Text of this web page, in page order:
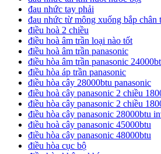
đau nhức tay phải
đau nhức từ mông xuống bắp chân
điều hoà 2 chiều
điều hoà âm trần loại nào tốt
điều hoà âm trần panasonic
điều hòa âm trần panasonic
điều hòa áp trần panasonic
điều hòa cây 28000btu panasonic
điều hoà cây panasonic 2 chiều
điều hòa cây panasonic 2 chiều
điều hòa cây panasonic 28000btu
điều hoà cây panasonic 45000btu
điều hòa cây panasonic 48000btu
điều hòa cục bộ